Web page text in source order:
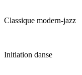
Classique modern-jazz
Initiation danse